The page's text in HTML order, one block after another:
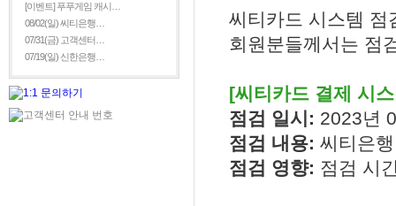
[이벤트] 푸푸게임 캐시…
08/02(일) 씨티은행…
07/31(금) 고객센터…
07/19(일) 신한은행…
씨티카드 시스템 점
회원분들께서는 점
[씨티카드 결제 시
점검 일시: 2023년
점검 내용: 씨티은
점검 영향: 점검 시